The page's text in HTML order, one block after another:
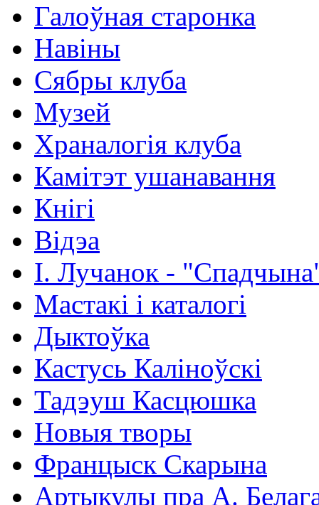
Галоўная старонка
Навіны
Сябры клуба
Музей
Храналогія клуба
Камітэт ушанавання
Кнігі
Відэа
І. Лучанок -
Мастакі i каталогi
Дыктоўка
Кастусь Каліноўскі
Тадэуш Касцюшка
Новыя творы
Францыск Скарына
Артыкулы пра А.